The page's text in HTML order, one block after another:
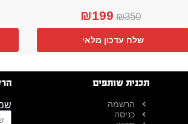
₪350
₪199
שלח עדכון מלאי
תכנית שותפים
הרשמה
כניסה